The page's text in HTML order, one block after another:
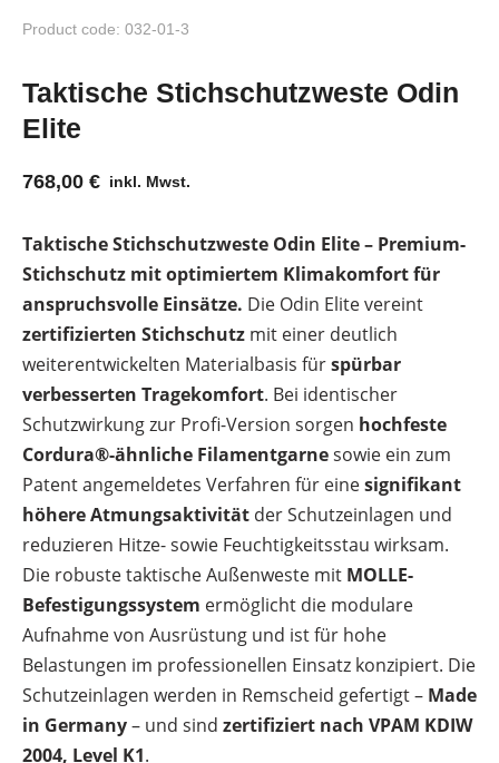
Product code: 032-01-3
Taktische Stichschutzweste Odin
Elite
768,00 € inkl. Mwst.
Taktische Stichschutzweste Odin Elite – Premium-
Stichschutz mit optimiertem Klimakomfort für
anspruchsvolle Einsätze. Die Odin Elite vereint
zertifizierten Stichschutz mit einer deutlich
weiterentwickelten Materialbasis fürspürbar
verbesserten Tragekomfort. Bei identischer
Schutzwirkung zur Profi-Version sorgen hochfeste
Cordura®-ähnliche Filamentgarnesowie ein zum
Patent angemeldetes Verfahren für einesignifikant
höhere Atmungsaktivität der Schutzeinlagen und
reduzieren Hitze- sowie Feuchtigkeitsstau wirksam.
Die robuste taktische Außenweste mit MOLLE-
Befestigungssystem ermöglicht die modulare
Aufnahme von Ausrüstung und ist für hohe
Belastungen im professionellen Einsatz konzipiert. Die
Schutzeinlagen werden in Remscheid gefertigt – Made
in Germany– und sind zertifiziert nach VPAM KDIW
2004, Level K1.